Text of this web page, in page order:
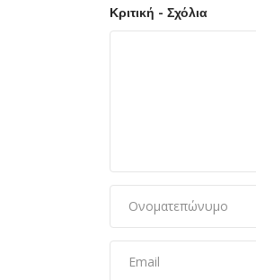
Κριτική - Σχόλια